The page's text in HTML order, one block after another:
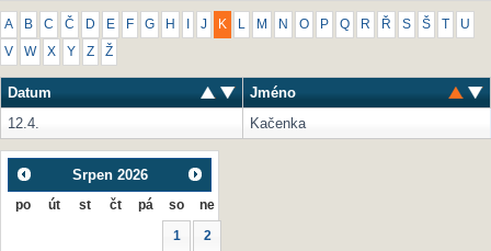
A B C Č D E F G H J K L M N O P Q R Ř S Š U
V W X Y Z Ž
Datum
Jméno
12.4.
Kačenka
Srpen 2026
po út st čt pá so ne
1 2